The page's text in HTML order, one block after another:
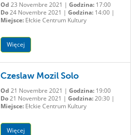
Od 23 Novembre 2021 | Godzina:17:00
Do24 Novembre 2021 | Godzina:14:00 |
Miejsce:Ełckie Centrum Kultury
Więcej
Czeslaw Mozil Solo
Od 21 Novembre 2021 | Godzina:19:00
Do21 Novembre 2021 | Godzina:20:30 |
Miejsce:Ełckie Centrum Kultury
Więcej